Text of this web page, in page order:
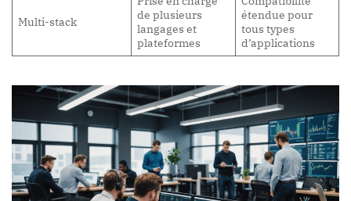
Multi-stack
de plusieurs
langages et
plateformes
étendue pour
tous types
d’applications